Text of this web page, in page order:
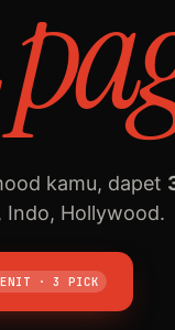
kamu, dapet
Indo, Hollywood.
· 3 PICK